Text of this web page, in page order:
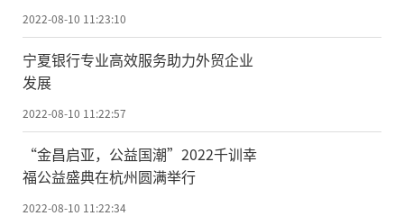
2022-08-10 11:23:10
宁夏银行专业高效服务助力外贸企业
发展
2022-08-10 11:22:57
“金昌启亚，公益国潮”2022千训幸
福公益盛典在杭州圆满举行
2022-08-10 11:22:34